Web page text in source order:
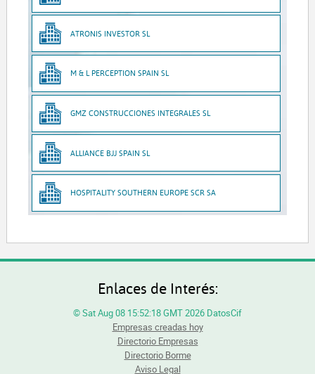
ATRONIS INVESTOR SL
M & L PERCEPTION SPAIN SL
GMZ CONSTRUCCIONES INTEGRALES SL
ALLIANCE BJJ SPAIN SL
HOSPITALITY SOUTHERN EUROPE SCR SA
Enlaces de Interés:
© Sat Aug 08 15:52:18 GMT 2026 DatosCif
Empresas creadas hoy
Directorio Empresas
Directorio Borme
Aviso Legal